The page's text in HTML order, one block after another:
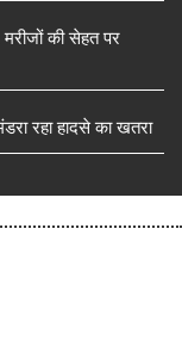
की सेहत पर
रहा हादसे का खतरा